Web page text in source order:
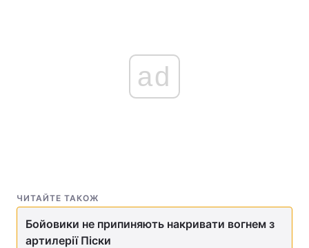
ad
ЧИТАЙТЕ ТАКОЖ
Бойовики не припиняють накривати вогнем з
артилерії Піски